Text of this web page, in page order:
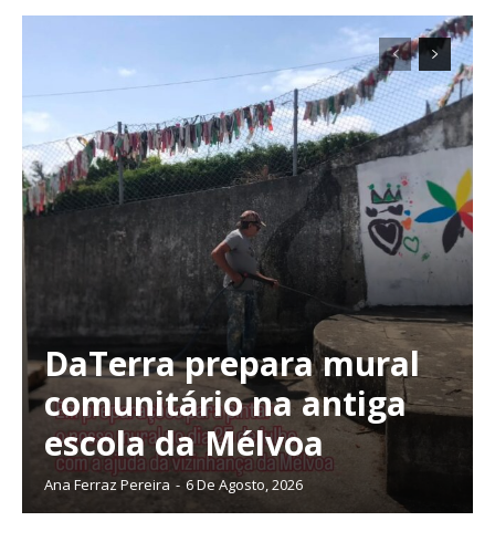
Planos de Assinatura
DaTerra prepara mural
comunitário na antiga
escola da Mélvoa
Ana Ferraz Pereira - 6 De Agosto, 2026